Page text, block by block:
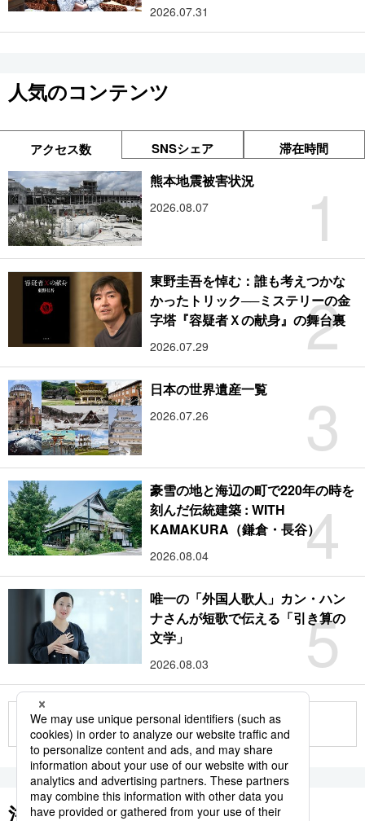
2026.07.31
人気のコンテンツ
アクセス数 SNSシェア 滞在時間
1
熊本地震被害状況
2026.08.07
2
東野圭吾を悼む：誰も考えつかな
かったトリック──ミステリーの金
字塔『容疑者Ｘの献身』の舞台裏
2026.07.29
3
日本の世界遺産一覧
2026.07.26
4
豪雪の地と海辺の町で220年の時を
刻んだ伝統建築 : WITH
KAMAKURA（鎌倉・長谷）
2026.08.04
5
唯一の「外国人歌人」カン・ハン
ナさんが短歌で伝える「引き算の
文学」
2026.08.03
もっと見る
注目のキーワード